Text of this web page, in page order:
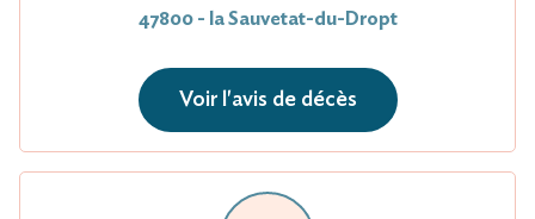
47800 - la Sauvetat-du-Dropt
Voir l'avis de décès